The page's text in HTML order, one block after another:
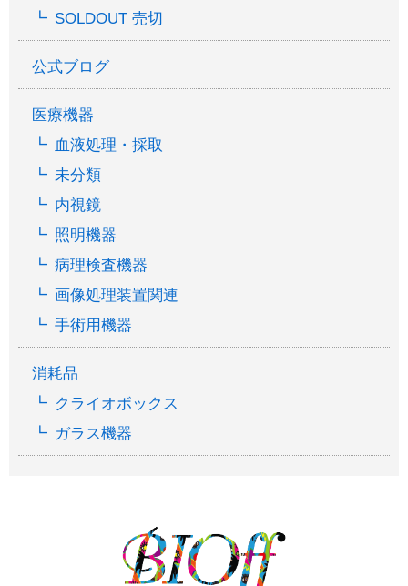
SOLDOUT 売切
公式ブログ
医療機器
血液処理・採取
未分類
内視鏡
照明機器
病理検査機器
画像処理装置関連
手術用機器
消耗品
クライオボックス
ガラス機器